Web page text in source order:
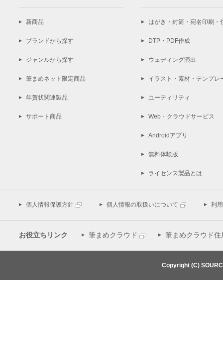
新商品
ブランドから探す
ジャンルから探す
筆まめネット限定商品
年賀状関連製品
サポート商品
はがき・封筒・宛名印刷・
DTP・PDF作成
ウェディング演出
イラスト・素材・テンプレ
ユーティリティ
Web・クラウドサービス
Androidアプリ
無料体験版
ライセンス製品とは
個人情報保護方針 個人情報の取扱いについて 利
お役立ちリンク 筆まめクラウド 筆まめクラウド住
Copyright (C)